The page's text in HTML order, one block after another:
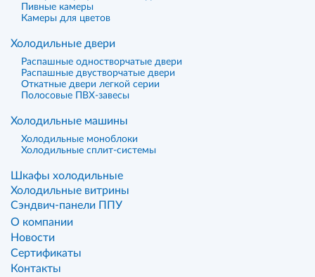
Пивные камеры
Камеры для цветов
Холодильные двери
Распашные одностворчатые двери
Распашные двустворчатые двери
Откатные двери легкой серии
Полосовые ПВХ-завесы
Холодильные машины
Холодильные моноблоки
Холодильные сплит-системы
Шкафы холодильные
Холодильные витрины
Сэндвич-панели ППУ
О компании
Новости
Сертификаты
Контакты